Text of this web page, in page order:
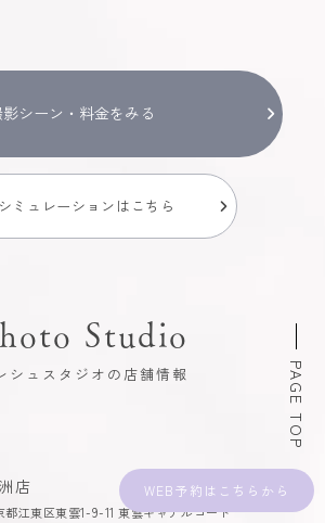
WEB予約
シーン・料金をみる
ミュレーションはこちら
Studio
シュスタジオの店舗情報
店
都江東区東雲1-9-11 東雲キャナルコート
PAGE TOP